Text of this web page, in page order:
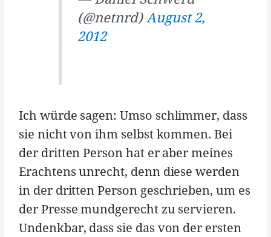
(@netnrd)August 2,
2012
Ich würde sagen: Umso schlimmer, dass
sie nicht von ihm selbst kommen. Bei
der dritten Person hat er aber meines
Erachtens unrecht, denn diese werden
in der dritten Person geschrieben, um es
der Presse mundgerecht zu servieren.
Undenkbar, dass sie das von der ersten